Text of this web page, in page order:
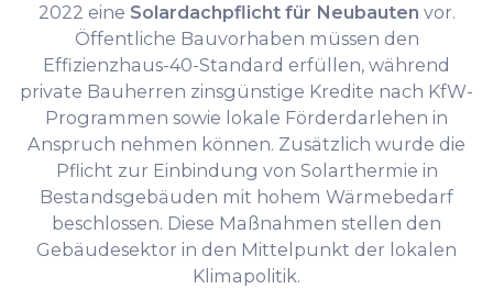
2022 eine Solardachpflicht für Neubauten vor.
Öffentliche Bauvorhaben müssen den
Effizienzhaus-40-Standard erfüllen, während
private Bauherren zinsgünstige Kredite nach KfW-
Programmen sowie lokale Förderdarlehen in
Anspruch nehmen können. Zusätzlich wurde die
Pflicht zur Einbindung von Solarthermie in
Bestandsgebäuden mit hohem Wärmebedarf
beschlossen. Diese Maßnahmen stellen den
Gebäudesektor in den Mittelpunkt der lokalen
Klimapolitik.